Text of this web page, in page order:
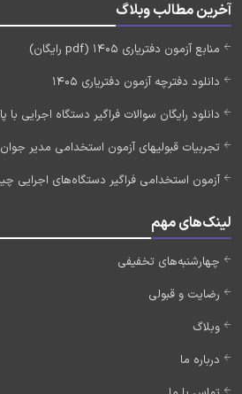
آخرین مطالب وبلاگ
منابع آزمون دفتریاری 1405 (pdf رایگان)
دانلود دفترچه آزمون دفتریاری 1405
دانلود رایگان سوالات فراگیر دستگاه اجرایی با
تجربیات قبولیهای آزمون استخدامی مدیر جوان
آزمون استخدامی فراگیر دستگاه‌های اجرایی
لینک‌های مهم
چهارشنبه‌های تخفیفی
رضایت و قبولی
وبلاگ
درباره ما